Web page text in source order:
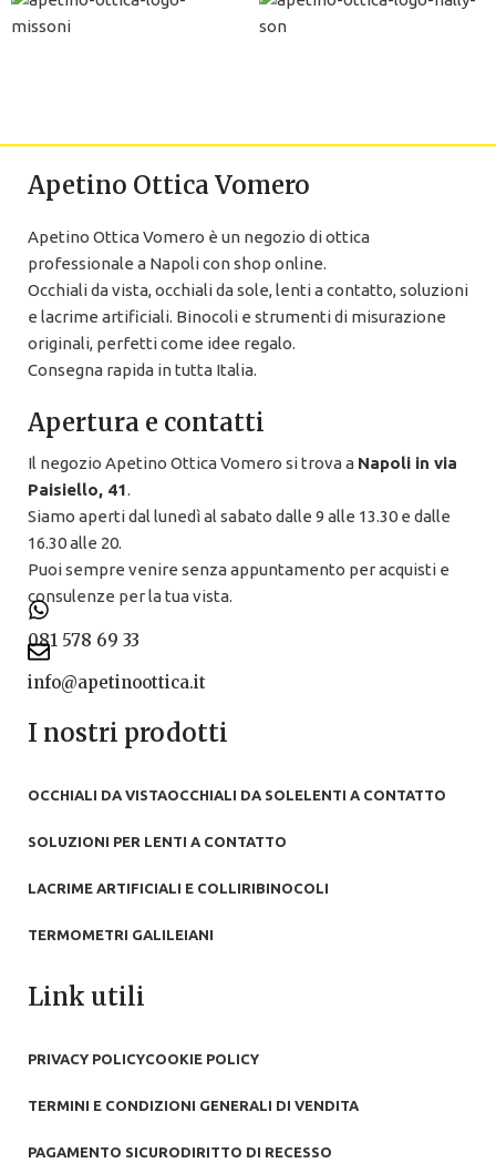
Apetino Ottica Vomero
Apetino Ottica Vomero è un negozio di ottica
professionale a Napoli con shop online.
Occhiali da vista, occhiali da sole, lenti a contatto, soluzioni
e lacrime artificiali. Binocoli e strumenti di misurazione
originali, perfetti come idee regalo.
Consegna rapida in tutta Italia.
Apertura e contatti
Il negozio Apetino Ottica Vomero si trova a Napoli in via
Paisiello, 41.
Siamo aperti dal lunedì al sabato dalle 9 alle 13.30 e dalle
16.30 alle 20.
Puoi sempre venire senza appuntamento per acquisti e
consulenze per la tua vista.
081 578 69 33
info@apetinoottica.it
I nostri prodotti
OCCHIALI DA VISTAOCCHIALI DA SOLELENTI A CONTATTO
SOLUZIONI PER LENTI A CONTATTO
LACRIME ARTIFICIALI E COLLIRIBINOCOLI
TERMOMETRI GALILEIANI
Link utili
PRIVACY POLICYCOOKIE POLICY
TERMINI E CONDIZIONI GENERALI DI VENDITA
PAGAMENTO SICURODIRITTO DI RECESSO